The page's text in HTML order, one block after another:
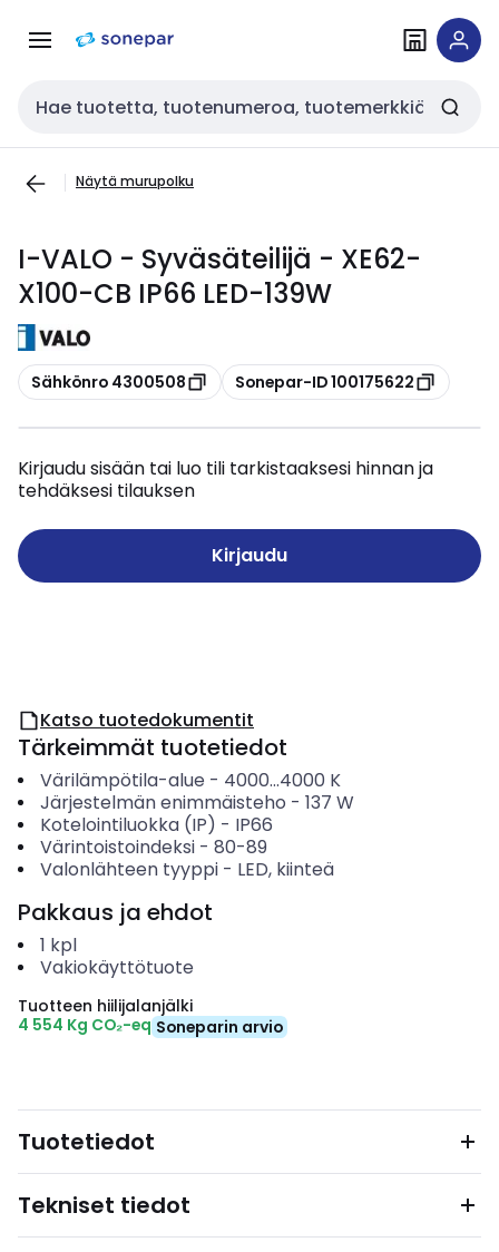
navigointiinsisältöön
Haku
Näytä murupolku
I-VALO - Syväsäteilijä - XE62-
X100-CB IP66 LED-139W
Kopioi
Sähkönro 4300508 Kopioi
Sonepar-ID 100175622
Kirjaudu sisään tai luo tili tarkistaaksesi hinnan ja
tehdäksesi tilauksen
Kirjaudu
Katso tuotedokumentit
Tärkeimmät tuotetiedot
Värilämpötila-alue - 4000...4000 K
Järjestelmän enimmäisteho - 137 W
Kotelointiluokka (IP) - IP66
Värintoistoindeksi- 80-89
Valonlähteen tyyppi- LED, kiinteä
Pakkaus ja ehdot
1 kpl
Vakiokäyttötuote
Tuotteen hiilijalanjälki
4 554 Kg CO₂-eq Soneparin arvio
Tuotetiedot
Tekniset tiedot